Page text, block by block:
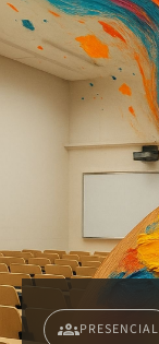
groupsPRESENCIAL